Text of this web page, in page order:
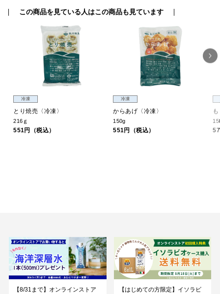
この商品を見ている人はこの商品も見ています
冷凍
とり焼売〈冷凍〉
216ｇ
551円（税込）
冷凍
からあげ〈冷凍〉
150g
551円（税込）
【8/31まで】オンラインストア
【はじめての方限定】イソラビ